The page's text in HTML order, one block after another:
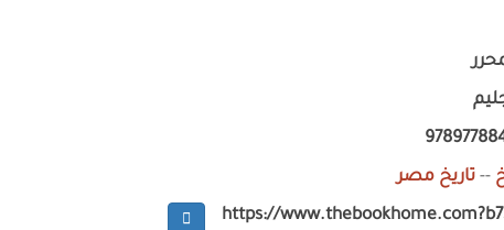
-- تاريخ مصر
https://